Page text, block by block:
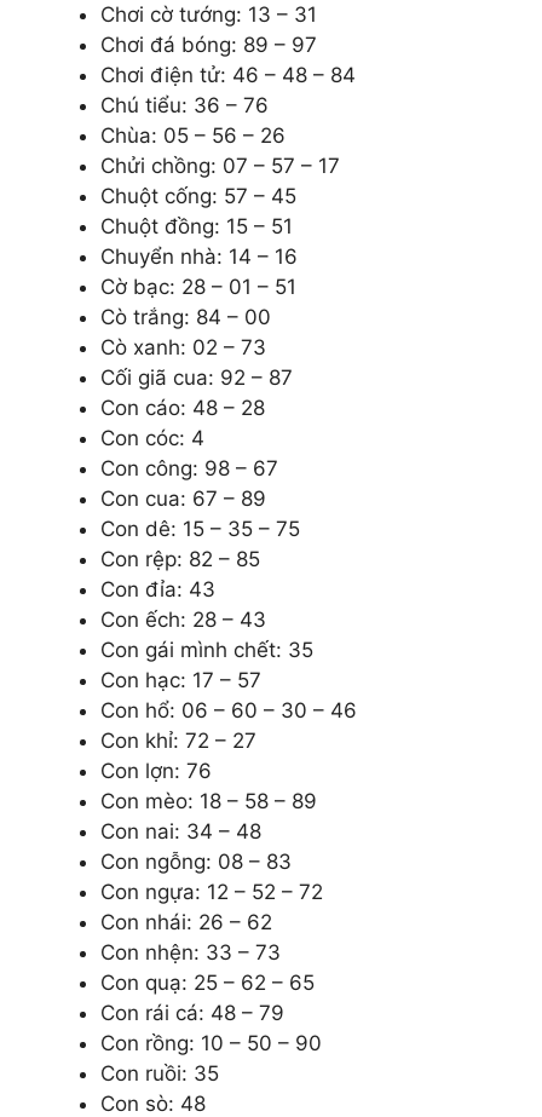
Chơi cờ tướng: 13 – 31
Chơi đá bóng: 89 – 97
Chơi điện tử: 46 – 48 – 84
Chú tiểu: 36 – 76
Chùa: 05 – 56 – 26
Chửi chồng: 07 – 57 – 17
Chuột cống: 57 – 45
Chuột đồng: 15 – 51
Chuyển nhà: 14 – 16
Cờ bạc: 28 – 01 – 51
Cò trắng: 84 – 00
Cò xanh: 02 – 73
Cối giã cua: 92 – 87
Con cáo: 48 – 28
Con cóc: 4
Con công: 98 – 67
Con cua: 67 – 89
Con dê: 15 – 35 – 75
Con rệp: 82 – 85
Con đỉa: 43
Con ếch: 28 – 43
Con gái mình chết: 35
Con hạc: 17 – 57
Con hổ: 06 – 60 – 30 – 46
Con khỉ: 72 – 27
Con lợn: 76
Con mèo: 18 – 58 – 89
Con nai: 34 – 48
Con ngỗng: 08 – 83
Con ngựa: 12 – 52 – 72
Con nhái: 26 – 62
Con nhện: 33 – 73
Con quạ: 25 – 62 – 65
Con rái cá: 48 – 79
Con rồng: 10 – 50 – 90
Con ruồi: 35
Con sò: 48